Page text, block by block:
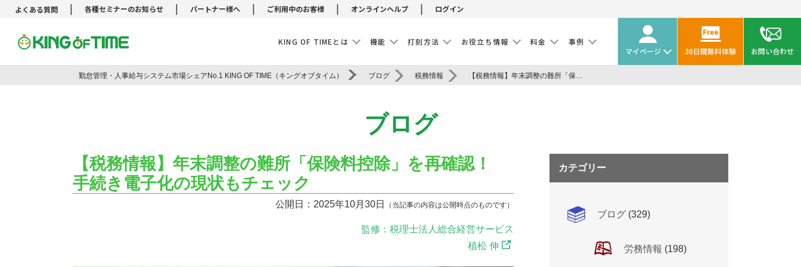
よくある質問 | 各種セミナーのお知らせ | パートナー様へ | ご利用中のお客様 | オンラインヘルプ | ログイン
KING OF TIMEとは 機能 打刻方法 お役立ち情報 料金
事例
マイページ
30日間無料体験 お問い合わせ
勤怠管理・人事給与システム市場シェアNo.1 KING OF TIME（キングオブタイム） ブログ 税務情報 【税務情報】年末調整の難所「保険料控除」を再確認！
ブログ
【税務情報】年末調整の難所「保険料控除」を再確認！
手続き電子化の現状もチェック
公開日：2025年10月30日 （当記事の内容は公開時点のものです）
監修：税理士法人総合経営サービス
植松 伸
カテゴリー
ブログ (329)
労務情報 (198)